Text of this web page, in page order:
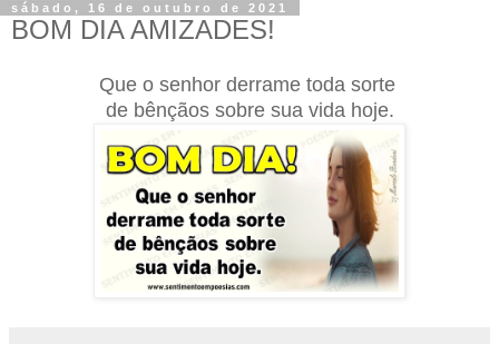
sábado, 16 de outubro de 2021
BOM DIA AMIZADES!
Que o senhor derrame toda sorte
de bênçãos sobre sua vida hoje.